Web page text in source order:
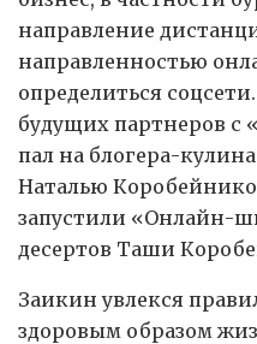
направление
направленностью
определиться
будущих партнеров с
пал на блогера-
Наталью
запустили «Онлайн-
десертов Таши
Заикин увлекся
здоровым образом